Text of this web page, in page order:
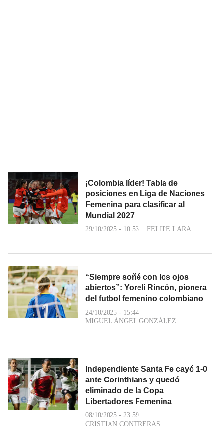
¡Colombia líder! Tabla de
posiciones en Liga de Naciones
Femenina para clasificar al
Mundial 2027
29/10/2025 - 10:53 FELIPE LARA
“Siempre soñé con los ojos
abiertos”: Yoreli Rincón, pionera
del futbol femenino colombiano
24/10/2025 - 15:44
MIGUEL ÁNGEL GONZÁLEZ
Independiente Santa Fe cayó 1-0
ante Corinthians y quedó
eliminado de la Copa
Libertadores Femenina
08/10/2025 - 23:59
CRISTIAN CONTRERAS